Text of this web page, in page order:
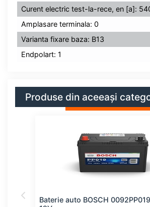
Curent electric test-la-rece, en [a]:
Amplasare terminala: 0
Varianta fixare baza: B13
Endpolart: 1
Produse din aceeași
Baterie auto BOSCH